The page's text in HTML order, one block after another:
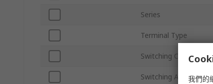
Series
Terminal Type
Switching Current
Switching AC Voltage
我們的